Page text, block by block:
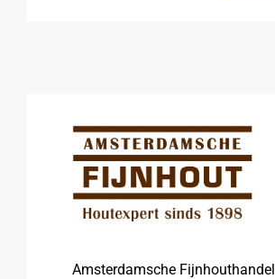
Amsterdamsche Fijnhouthandel